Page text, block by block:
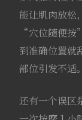
能让肌肉放松
“穴位随便按
到准确位置就
部位引发不适。
还有一个误